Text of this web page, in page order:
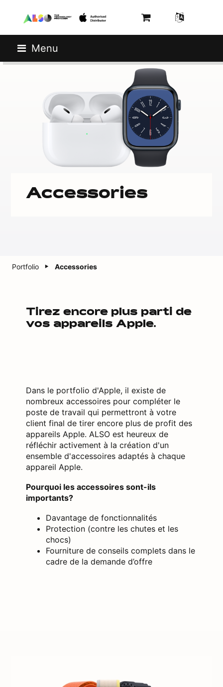
Menu
Accessories
Portfolio Accessories
Tirez encore plus parti de
vos appareils Apple.
Dans le portfolio d'Apple, il existe de
nombreux accessoires pour compléter le
poste de travail qui permettront à votre
client final de tirer encore plus de profit des
appareils Apple. ALSO est heureux de
réfléchir activement à la création d'un
ensemble d'accessoires adaptés à chaque
appareil Apple.
Pourquoi les accessoires sont-ils
importants?
Davantage de fonctionnalités
Protection (contre les chutes et les
chocs)
Fourniture de conseils complets dans le
cadre de la demande d’offre